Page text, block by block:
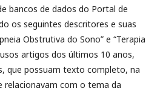
bancos de dados do Portal de
os seguintes descritores e suas
Obstrutiva do Sono” e “Terapia
artigos dos últimos 10 anos,
que possuam texto completo, na
relacionavam com o tema da